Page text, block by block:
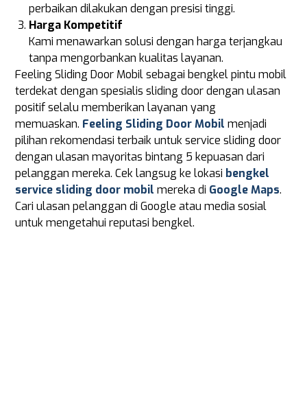
perbaikan dilakukan dengan presisi tinggi.
Harga Kompetitif
Kami menawarkan solusi dengan harga terjangkau
tanpa mengorbankan kualitas layanan.
Feeling Sliding Door Mobil sebagai bengkel pintu mobil
terdekat dengan spesialis sliding door dengan ulasan
positif selalu memberikan layanan yang
memuaskan. Feeling Sliding Door Mobil menjadi
pilihan rekomendasi terbaik untuk service sliding door
dengan ulasan mayoritas bintang 5 kepuasan dari
pelanggan mereka. Cek langsug ke lokasi bengkel
service sliding door mobil mereka di Google Maps.
Cari ulasan pelanggan di Google atau media sosial
untuk mengetahui reputasi bengkel.